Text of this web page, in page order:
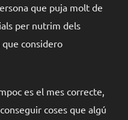
que puja molt de
per nutrim dels
considero
es el mes correcte,
coses que algú